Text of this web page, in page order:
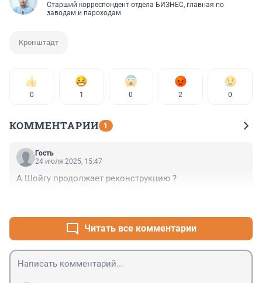
Старший корреспондент отдела БИЗНЕС, главная по
заводам и пароходам
Кронштадт
0 1 0 2 0
КОММЕНТАРИИ 1
Гость
24 июля 2025, 15:47
А Шойгу продолжает реконструкцию ?
Читать все комментарии